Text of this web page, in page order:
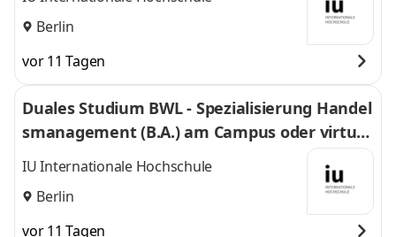
Berlin
vor 11 Tagen
Duales Studium BWL - Spezialisierung Handel
smanagement (B.A.) am Campus oder virtuel
l
IU Internationale Hochschule
Berlin
vor 11 Tagen